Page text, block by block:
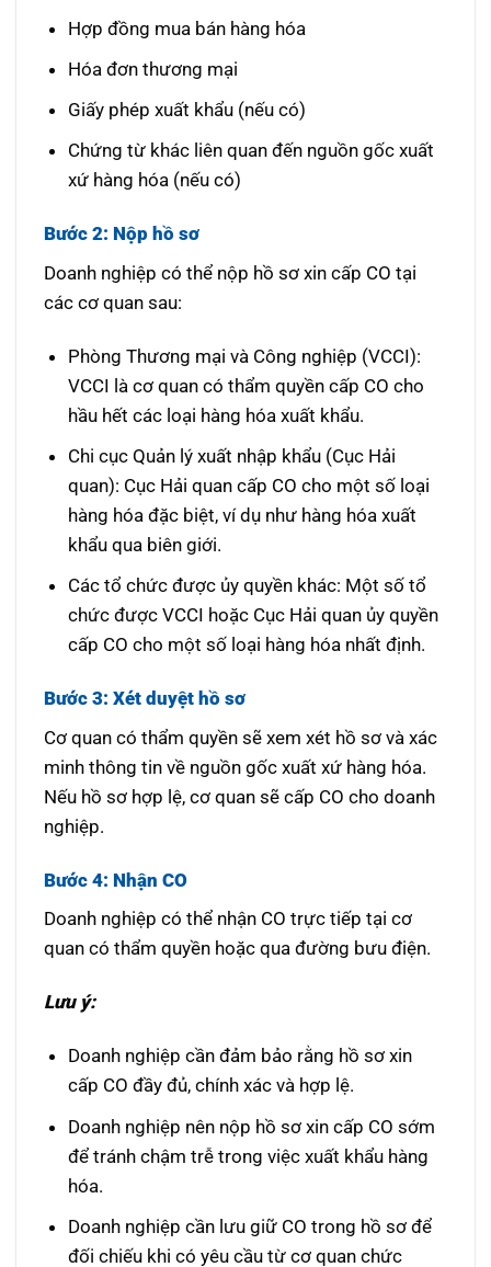
Hợp đồng mua bán hàng hóa
Hóa đơn thương mại
Giấy phép xuất khẩu (nếu có)
Chứng từ khác liên quan đến nguồn gốc xuất
xứ hàng hóa (nếu có)
Bước 2: Nộp hồ sơ
Doanh nghiệp có thể nộp hồ sơ xin cấp CO tại
các cơ quan sau:
Phòng Thương mại và Công nghiệp (VCCI):
VCCI là cơ quan có thẩm quyền cấp CO cho
hầu hết các loại hàng hóa xuất khẩu.
Chi cục Quản lý xuất nhập khẩu (Cục Hải
quan): Cục Hải quan cấp CO cho một số loại
hàng hóa đặc biệt, ví dụ như hàng hóa xuất
khẩu qua biên giới.
Các tổ chức được ủy quyền khác: Một số tổ
chức được VCCI hoặc Cục Hải quan ủy quyền
cấp CO cho một số loại hàng hóa nhất định.
Bước 3: Xét duyệt hồ sơ
Cơ quan có thẩm quyền sẽ xem xét hồ sơ và xác
minh thông tin về nguồn gốc xuất xứ hàng hóa.
Nếu hồ sơ hợp lệ, cơ quan sẽ cấp CO cho doanh
nghiệp.
Bước 4: Nhận CO
Doanh nghiệp có thể nhận CO trực tiếp tại cơ
quan có thẩm quyền hoặc qua đường bưu điện.
Lưu ý:
Doanh nghiệp cần đảm bảo rằng hồ sơ xin
cấp CO đầy đủ, chính xác và hợp lệ.
Doanh nghiệp nên nộp hồ sơ xin cấp CO sớm
để tránh chậm trễ trong việc xuất khẩu hàng
hóa.
Doanh nghiệp cần lưu giữ CO trong hồ sơ để
đối chiếu khi có yêu cầu từ cơ quan chức